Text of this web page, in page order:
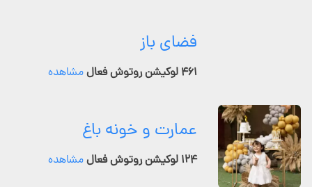
فضای باز
۴۶۱ لوکیشن روتوش فعال مشاهده
عمارت و خونه باغ
۱۲۴ لوکیشن روتوش فعال مشاهده